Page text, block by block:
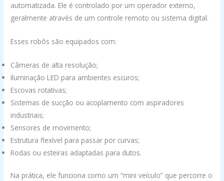
automatizada. Ele é controlado por um operador externo,
geralmente através de um controle remoto ou sistema digital.
Esses robôs são equipados com:
Câmeras de alta resolução;
Iluminação LED para ambientes escuros;
Escovas rotativas;
Sistemas de sucção ou acoplamento com aspiradores
industriais;
Sensores de movimento;
Estrutura flexível para passar por curvas;
Rodas ou esteiras adaptadas para dutos.
Na prática, ele funciona como um “mini veículo” que percorre o